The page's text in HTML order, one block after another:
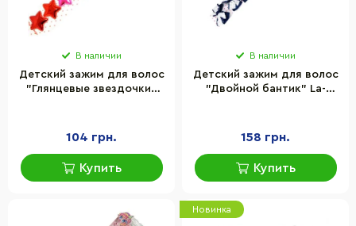
В наличии
Детский зажим для волос
"Глянцевые звездочки"
104 грн.
Купить
В наличии
Детский зажим для волос
"Двойной бантик" La-
158 грн.
Купить
Новинка